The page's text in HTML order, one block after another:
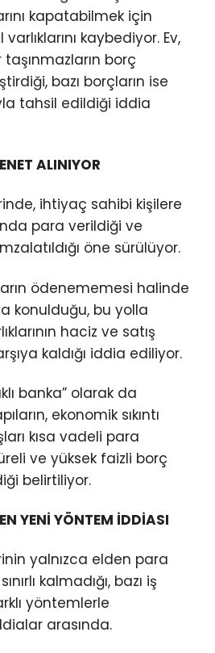
kapatabilmek için
kaybediyor. Ev,
borç
bazı borçların ise
tahsil edildiği iddia
ALINIYOR
ihtiyaç sahibi kişilere
para verildiği ve
öne sürülüyor.
ödenememesi halinde
konulduğu, bu yolla
haciz ve satış
kaldığı iddia ediliyor.
banka” olarak da
ekonomik sıkıntı
kısa vadeli para
ve yüksek faizli borç
belirtiliyor.
YENİ YÖNTEM İDDİASI
yalnızca elden para
kalmadığı, bazı iş
yöntemlerle
arasında.